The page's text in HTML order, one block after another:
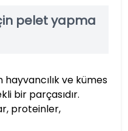
pelet yapma
ve kümes
bir parçasıdır.
proteinler,